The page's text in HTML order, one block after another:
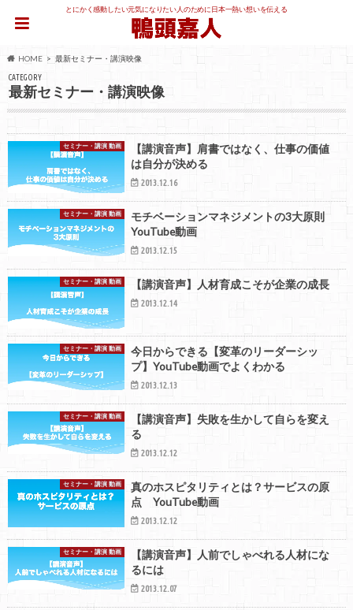
とにかく感動したい元気になりたい人のために日本一熱い想いを伝える
HOME 最新セミナー・講演映像
CATEGORY
最新セミナー・講演映像
セミナー・講演 動画
【講演音声】肩書ではなく、仕事の価値
は自分が決める
2013.12.16
セミナー・講演 動画
モチベーションマネジメントの3大原則
YouTube動画
2013.12.15
セミナー・講演 動画 【講演音声】人材育成こそが企業の成長
2013.12.14
セミナー・講演 動画
今日からできる【変革のリーダーシッ
プ】YouTube動画でよくわかる
2013.12.13
セミナー・講演 動画
【講演音声】失敗を生かして自らを変え
る
2013.12.12
セミナー・講演 動画
真のホスピタリティとは？サービスの原
点 YouTube動画
2013.12.12
セミナー・講演 動画
【講演音声】人前でしゃべれる人材にな
るには
2013.12.07